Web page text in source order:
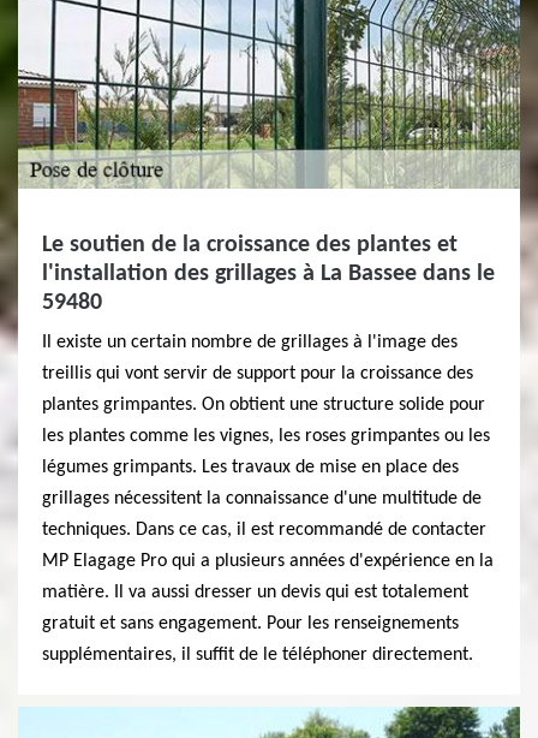
Le soutien de la croissance des plantes et
l'installation des grillages à La Bassee dans le
59480
Il existe un certain nombre de grillages à l'image des
treillis qui vont servir de support pour la croissance des
plantes grimpantes. On obtient une structure solide pour
les plantes comme les vignes, les roses grimpantes ou les
légumes grimpants. Les travaux de mise en place des
grillages nécessitent la connaissance d'une multitude de
techniques. Dans ce cas, il est recommandé de contacter
MP Elagage Pro qui a plusieurs années d'expérience en la
matière. Il va aussi dresser un devis qui est totalement
gratuit et sans engagement. Pour les renseignements
supplémentaires, il suffit de le téléphoner directement.